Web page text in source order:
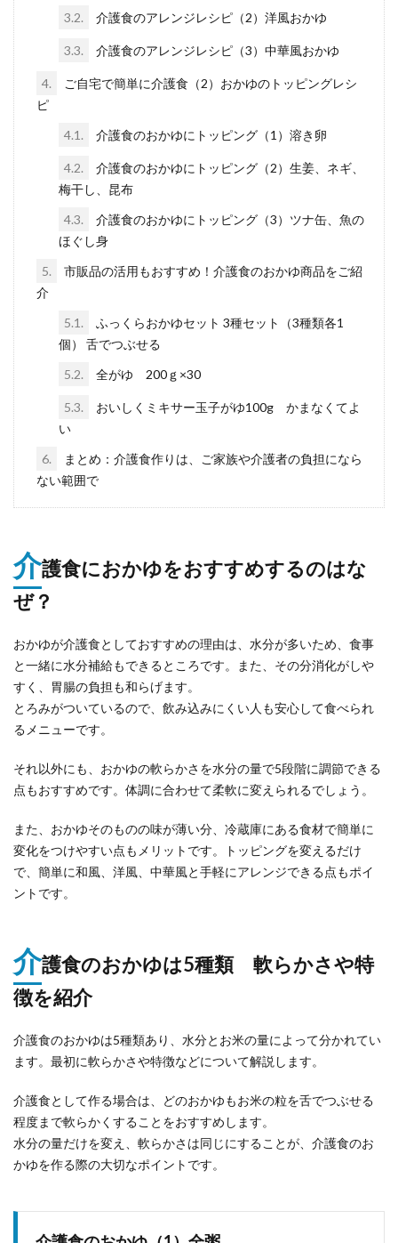
3.2. 介護食のアレンジレシピ（2）洋風おかゆ
3.3. 介護食のアレンジレシピ（3）中華風おかゆ
4.
ご自宅で簡単に介護食（2）おかゆのトッピングレシ
ピ
4.1.
介護食のおかゆにトッピング（1）溶き卵
4.2.
介護食のおかゆにトッピング（2）生姜、ネギ、
梅干し、昆布
4.3.
介護食のおかゆにトッピング（3）ツナ缶、魚の
ほぐし身
5.
市販品の活用もおすすめ！介護食のおかゆ商品をご紹
介
5.1.
ふっくらおかゆセット 3種セット（3種類各1
個） 舌でつぶせる
5.2.
全がゆ 200ｇ×30
5.3.
おいしくミキサー玉子がゆ100g かまなくてよ
い
6.
まとめ：介護食作りは、ご家族や介護者の負担になら
ない範囲で
介護食におかゆをおすすめするのはな
ぜ？
おかゆが介護食としておすすめの理由は、水分が多いため、食事
と一緒に水分補給もできるところです。また、その分消化がしや
すく、胃腸の負担も和らげます。
とろみがついているので、飲み込みにくい人も安心して食べられ
るメニューです。
それ以外にも、おかゆの軟らかさを水分の量で5段階に調節できる
点もおすすめです。体調に合わせて柔軟に変えられるでしょう。
また、おかゆそのものの味が薄い分、冷蔵庫にある食材で簡単に
変化をつけやすい点もメリットです。トッピングを変えるだけ
で、簡単に和風、洋風、中華風と手軽にアレンジできる点もポイ
ントです。
介護食のおかゆは5種類 軟らかさや特
徴を紹介
介護食のおかゆは5種類あり、水分とお米の量によって分かれてい
ます。最初に軟らかさや特徴などについて解説します。
介護食として作る場合は、どのおかゆもお米の粒を舌でつぶせる
程度まで軟らかくすることをおすすめします。
水分の量だけを変え、軟らかさは同じにすることが、介護食のお
かゆを作る際の大切なポイントです。